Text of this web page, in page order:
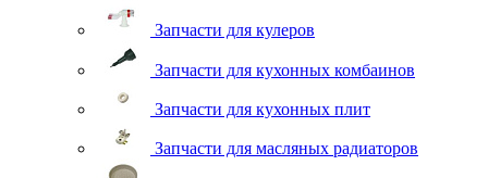
Запчасти для кулеров
Запчасти для кухонных комбаинов
Запчасти для кухонных плит
Запчасти для масляных радиаторов